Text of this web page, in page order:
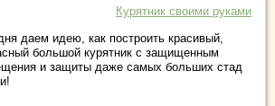
Курятник своими руками
даем идею, как построить красивый,
большой курятник с защищенным
и защиты даже самых больших стад